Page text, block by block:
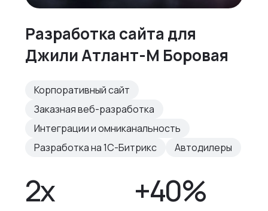
Разработка cайта для
Джили Атлант-М Боровая
Корпоративный сайт
Заказная веб-разработка
Интеграции и омниканальность
Разработка на 1С-Битрикс
Автодилеры
2x +40%